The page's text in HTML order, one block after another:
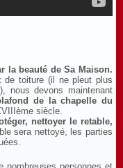
la beauté de Sa Maison.
de toiture (il ne pleut plus
nous devons maintenant
de la chapelle du
siècle.
nettoyer le retable,
sera nettoyé, les parties